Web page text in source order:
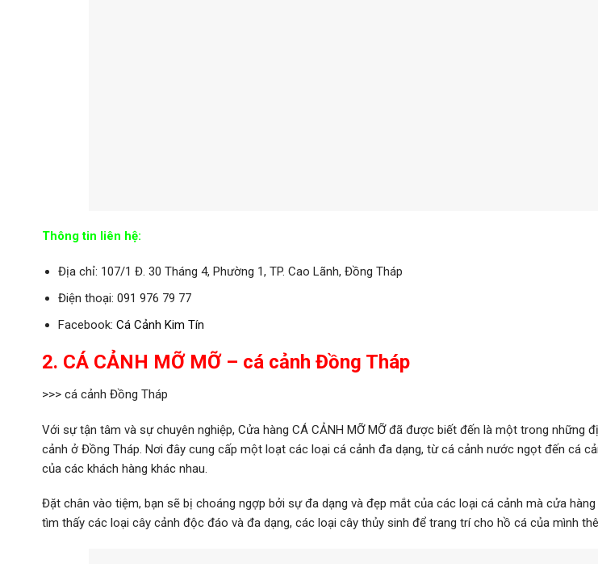
Thông tin liên hệ:
Địa chỉ: 107/1 Đ. 30 Tháng 4, Phường 1, TP. Cao Lãnh, Đồng Tháp
Điện thoại: 091 976 79 77
Facebook: Cá Cảnh Kim Tín
2. CÁ CẢNH MỠ MỠ – cá cảnh Đồng Tháp
>>> cá cảnh Đồng Tháp
Với sự tận tâm và sự chuyên nghiệp, Cửa hàng CÁ CẢNH MỠ MỠ đã được biết đến là một trong những
cảnh ở Đồng Tháp. Nơi đây cung cấp một loạt các loại cá cảnh đa dạng, từ cá cảnh nước ngọt đến cá
của các khách hàng khác nhau.
Đặt chân vào tiệm, bạn sẽ bị choáng ngợp bởi sự đa dạng và đẹp mắt của các loại cá cảnh mà cửa
tìm thấy các loại cây cảnh độc đáo và đa dạng, các loại cây thủy sinh để trang trí cho hồ cá của mình